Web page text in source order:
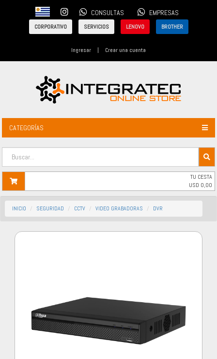
CONSULTAS EMPRESAS
CORPORATIVO SERVICIOS LENOVO BROTHER
Ingresar | Crear una cuenta
CATEGORÍAS
TU CESTA
USD 0,00
INICIO SEGURIDAD CCTV VIDEO GRABADORAS DVR